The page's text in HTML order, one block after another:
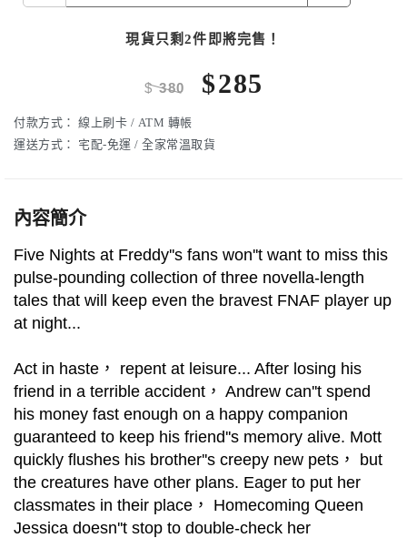
現貨只剩2件即將完售！
$380 $285
付款方式： 線上刷卡 / ATM 轉帳
運送方式：
宅配-免運 / 全家常溫取貨
內容簡介
Five Nights at Freddy''s fans won''t want to miss this
pulse-pounding collection of three novella-length
tales that will keep even the bravest FNAF player up
at night...
Act in haste， repent at leisure... After losing his
friend in a terrible accident， Andrew can''t spend
his money fast enough on a happy companion
guaranteed to keep his friend''s memory alive. Mott
quickly flushes his brother''s creepy new pets， but
the creatures have other plans. Eager to put her
classmates in their place， Homecoming Queen
Jessica doesn''t stop to double-check her